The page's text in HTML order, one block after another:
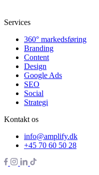
Services
360° markedsføring
Branding
Content
Design
Google Ads
SEO
Social
Strategi
Kontakt os
info@amplify.dk
+45 70 60 50 28